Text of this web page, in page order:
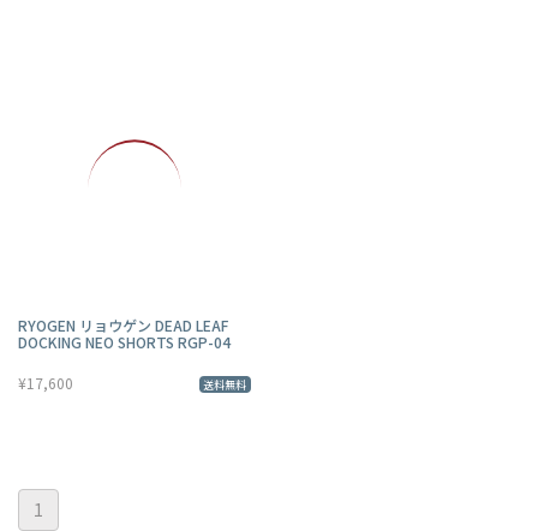
RYOGEN リョウゲン DEAD LEAF
DOCKING NEO SHORTS RGP-04
¥17,600 送料無料
1